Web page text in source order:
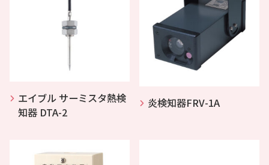
エイブル サーミスタ熱検
知器 DTA-2
炎検知器FRV-1A